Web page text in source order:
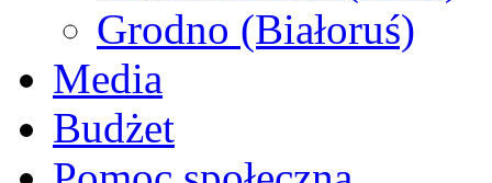
Grodno (Białoruś)
Media
Budżet